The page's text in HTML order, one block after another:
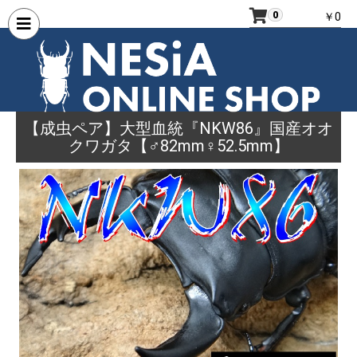
0 ￥0
【成虫ペア】大型血統『NKW86』国産オオ
クワガタ【♂82mm♀52.5mm】